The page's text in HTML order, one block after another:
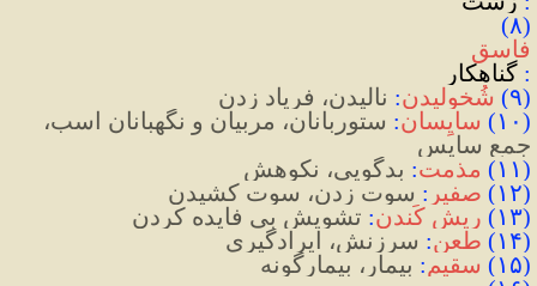
(۸)
فاسق
: گناهکار
(۹) شُخولیدن: نالیدن، فریاد زدن
(۱۰) سایِسان:
جمع سایِس
(۱۱) مذمت: بدگویی، نکوهش
(۱۲) صفیر : سوت زدن، سوت کشیدن
(۱۳) ریش کَندن: تشویش بی فایده کردن
(۱۴) طعن: سرزنش، ایرادگیری
(۱۵) سقیم: بیمار، بیمارگونه